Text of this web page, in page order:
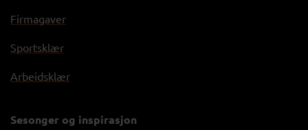
Firmagaver
Sportsklær
Arbeidsklær
Sesonger og inspirasjon